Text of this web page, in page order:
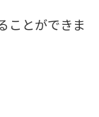
ことができま